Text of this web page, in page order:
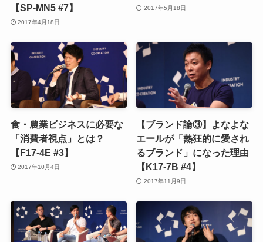
【SP-MN5 #7】
2017年4月18日
2017年5月18日
食・農業ビジネスに必要な
「消費者視点」とは？
【F17-4E #3】
2017年10月4日
【ブランド論③】よなよな
エールが「熱狂的に愛され
るブランド」になった理由
【K17-7B #4】
2017年11月9日